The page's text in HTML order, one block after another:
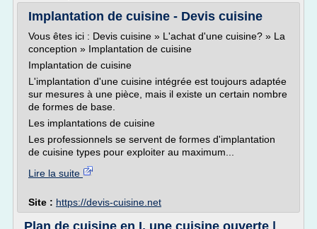
Implantation de cuisine - Devis cuisine
Vous êtes ici : Devis cuisine » L'achat d'une cuisine? » La
conception » Implantation de cuisine
Implantation de cuisine
L'implantation d'une cuisine intégrée est toujours adaptée
sur mesures à une pièce, mais il existe un certain nombre
de formes de base.
Les implantations de cuisine
Les professionnels se servent de formes d'implantation
de cuisine types pour exploiter au maximum...
Lire la suite
Site : https://devis-cuisine.net
Plan de cuisine en I, une cuisine ouverte |